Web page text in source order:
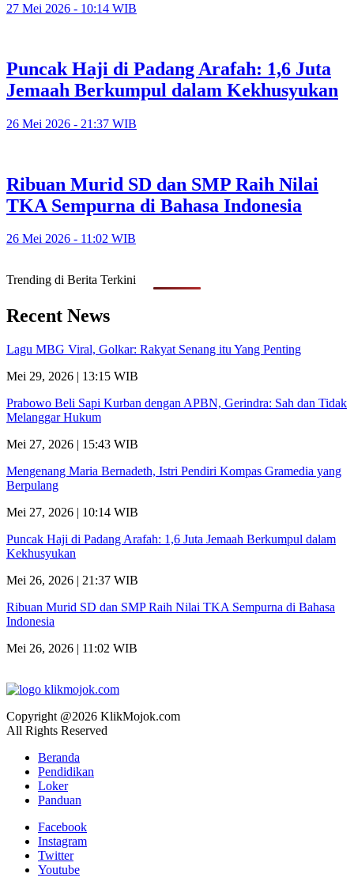
27 Mei 2026 - 10:14 WIB
Puncak Haji di Padang Arafah: 1,6 Juta
Jemaah Berkumpul dalam Kekhusyukan
26 Mei 2026 - 21:37 WIB
Ribuan Murid SD dan SMP Raih Nilai
TKA Sempurna di Bahasa Indonesia
26 Mei 2026 - 11:02 WIB
Trending di Berita Terkini
Recent News
Lagu MBG Viral, Golkar: Rakyat Senang itu Yang Penting
Mei 29, 2026 | 13:15 WIB
Prabowo Beli Sapi Kurban dengan APBN, Gerindra: Sah dan Tidak
Melanggar Hukum
Mei 27, 2026 | 15:43 WIB
Mengenang Maria Bernadeth, Istri Pendiri Kompas Gramedia yang
Berpulang
Mei 27, 2026 | 10:14 WIB
Puncak Haji di Padang Arafah: 1,6 Juta Jemaah Berkumpul dalam
Kekhusyukan
Mei 26, 2026 | 21:37 WIB
Ribuan Murid SD dan SMP Raih Nilai TKA Sempurna di Bahasa
Indonesia
Mei 26, 2026 | 11:02 WIB
Copyright @2026 KlikMojok.com
All Rights Reserved
Beranda
Pendidikan
Loker
Panduan
Facebook
Instagram
Twitter
Youtube